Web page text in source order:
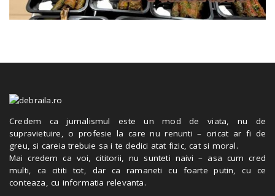
Credem ca jurnalismul este un mod de viata, nu de
supravietuire, o profesie la care nu renunti – oricat ar fi de
greu, si careia trebuie sa i te dedici atat fizic, cat si moral.
Mai credem ca voi, cititorii, nu sunteti naivi – asa cum cred
multi, ca cititi tot, dar ca ramaneti cu foarte putin, cu ce
conteaza, cu informatia relevanta.